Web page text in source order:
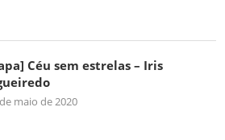
Céu sem estrelas – Iris
maio de 2020